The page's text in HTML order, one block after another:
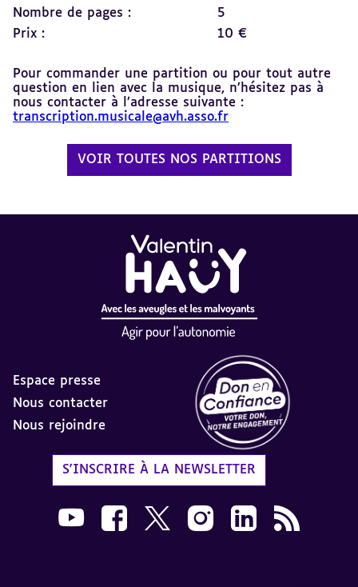
Nombre de pages :
5
Prix :
10 €
Pour commander une partition ou pour tout autre
question en lien avec la musique, n’hésitez pas à
nous contacter à l’adresse suivante :
transcription.musicale@avh.asso.fr
VOIR TOUTES NOS PARTITIONS
Espace presse
Nous contacter
Nous rejoindre
S'INSCRIRE À LA NEWSLETTER
Nous suivre sur Youtube AVH dans une
Nous suivre sur Facebook AVH dans
Nous suivre sur X AVH dans une
Nous suivre sur Instagram
Nous suivre sur
Flux RSS